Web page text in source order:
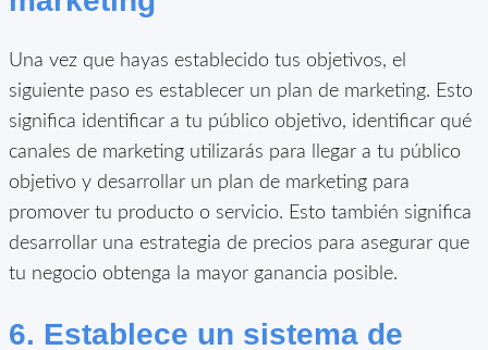
Una vez que hayas establecido tus objetivos, el
siguiente paso es establecer un plan de marketing. Esto
significa identificar a tu público objetivo, identificar qué
canales de marketing utilizarás para llegar a tu público
objetivo y desarrollar un plan de marketing para
promover tu producto o servicio. Esto también significa
desarrollar una estrategia de precios para asegurar que
tu negocio obtenga la mayor ganancia posible.
6. Establece un sistema de